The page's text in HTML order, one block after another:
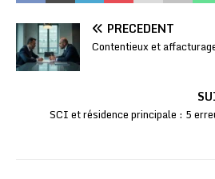
PRÉCÉDENT
Contentieux et
SCI et résidence principale : 5